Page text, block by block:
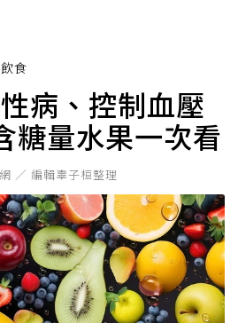
食
病、控制血壓
糖量水果一次看
／ 編輯辜子桓整理